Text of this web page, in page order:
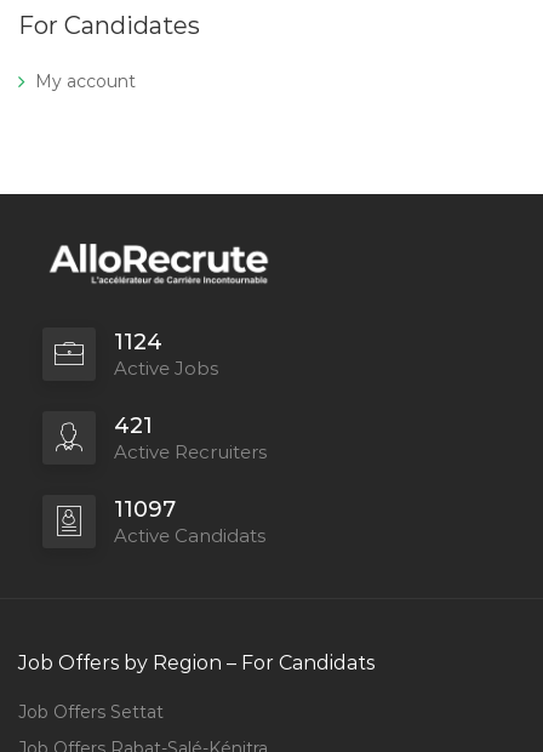
For Candidates
My account
1124
Active Jobs
421
Active Recruiters
11097
Active Candidats
Job Offers by Region – For Candidats
Job Offers Settat